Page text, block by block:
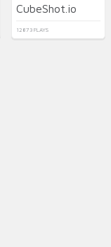
CubeShot.io
12873 PLAYS